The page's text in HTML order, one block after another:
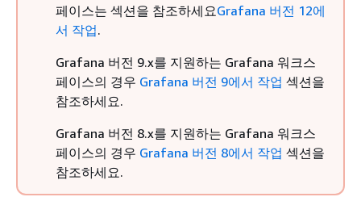
페이스는 섹션을 참조하세요Grafana 버전 12에
서 작업.
Grafana 버전 9.x를 지원하는 Grafana 워크스
페이스의 경우 Grafana 버전 9에서 작업 섹션을
참조하세요.
Grafana 버전 8.x를 지원하는 Grafana 워크스
페이스의 경우 Grafana 버전 8에서 작업 섹션을
참조하세요.